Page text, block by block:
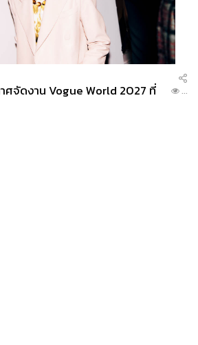
ศจัดงาน Vogue World 2027 ที่
...